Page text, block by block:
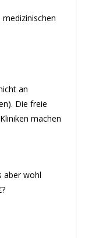
an
Die freie
machen
aber wohl